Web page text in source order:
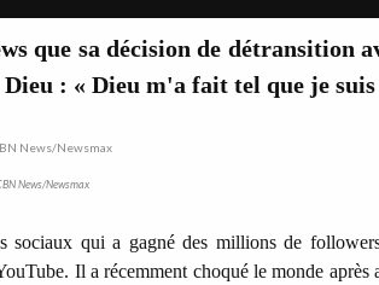
que sa décision de détransition
: « Dieu m'a fait tel que je suis
News/Newsmax
sociaux qui a gagné des millions de
Il a récemment choqué le monde après